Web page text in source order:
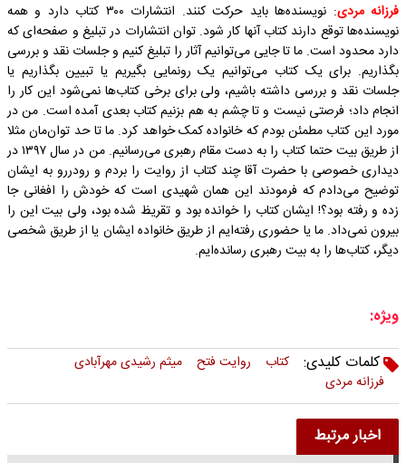
فرزانه مردی
: نویسنده‌ها باید حرکت کنند. انتشارات ۳۰۰ کتاب دارد و همه
نویسنده‌ها توقع دارند کتاب آنها کار شود. توان انتشارات در تبلیغ و صفحه‌ای که
دارد محدود است. ما تا جایی می‌توانیم آثار را تبلیغ کنیم و جلسات نقد و بررسی
بگذاریم. برای یک کتاب می‌توانیم یک رونمایی بگیریم یا تبیین بگذاریم یا
جلسات نقد و بررسی داشته باشیم، ولی برای برخی کتاب‌ها نمی‌شود این کار را
انجام داد؛ فرصتی نیست و تا چشم به هم بزنیم کتاب بعدی آمده است. من در
مورد این کتاب مطمئن بودم که خانواده کمک خواهد کرد. ما تا حد توان‌مان مثلا
از طریق بیت حتما کتاب را به دست مقام رهبری می‌رسانیم. من در سال ۱۳۹۷ در
دیداری خصوصی با حضرت آقا چند کتاب از روایت را بردم و رودررو به ایشان
توضیح می‌دادم که فرمودند این همان شهیدی است که خودش را افغانی جا
زده و رفته بود؟! ایشان کتاب را خوانده بود و تقریظ شده بود، ولی بیت این را
بیرون نمی‌داد. ما یا حضوری رفته‌ایم از طریق خانواده ایشان یا از طریق شخصی
دیگر، کتاب‌ها را به بیت رهبری رسانده‌ایم.
ویژه:
کلمات کلیدی:
کتاب روایت فتح
میثم رشیدی مهرآبادی
فرزانه مردی
اخبار مرتبط